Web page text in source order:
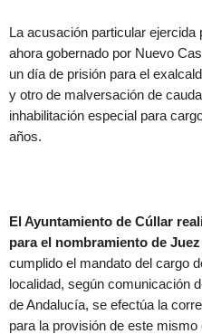
La acusación particular ejercida
ahora gobernado por Nuevo
un día de prisión para el
y otro de malversación de
inhabilitación especial para
años.
El Ayuntamiento de Cúllar
para el nombramiento de
cumplido el mandato del cargo
localidad, según comunicación
de Andalucía, se efectúa la
para la provisión de este